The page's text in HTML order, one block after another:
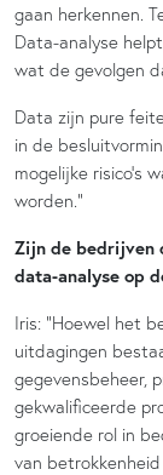
gaan herkennen.
Data-analyse
wat de gevolgen
Data zijn pure
in de
mogelijke risico’s
worden.”
Zijn de bedrijven
data-analyse op
Iris: “Hoewel het
uitdagingen
gegevensbeheer,
gekwalificeerde
groeiende rol in
van